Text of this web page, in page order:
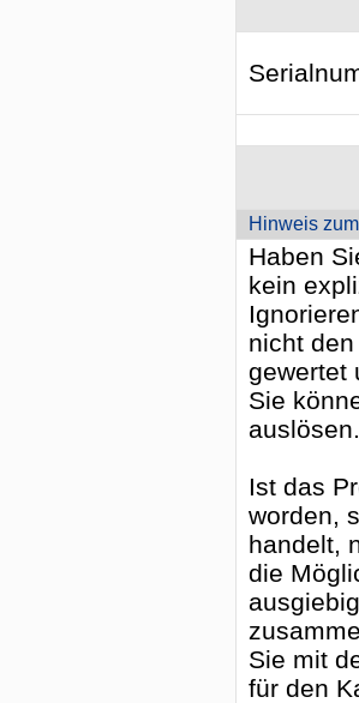
Hinweis
Haben
kein
nicht
gewertet
Sie
auslösen.
Ist das
worden,
handelt,
die
Sie mit
für den